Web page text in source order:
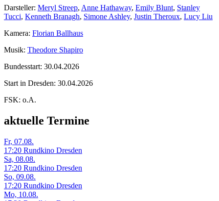
Darsteller: Meryl Streep, Anne Hathaway, Emily Blunt, Stanley
Tucci, Kenneth Branagh, Simone Ashley, Justin Theroux, Lucy Liu
Kamera: Florian Ballhaus
Musik: Theodore Shapiro
Bundesstart: 30.04.2026
Start in Dresden: 30.04.2026
FSK: o.A.
aktuelle Termine
Fr, 07.08.
17:20 Rundkino Dresden
Sa, 08.08.
17:20 Rundkino Dresden
So, 09.08.
17:20 Rundkino Dresden
Mo, 10.08.